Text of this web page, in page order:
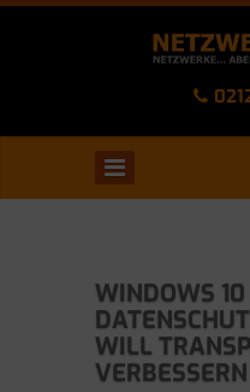
WINDOWS
WILL
VERBESSERN